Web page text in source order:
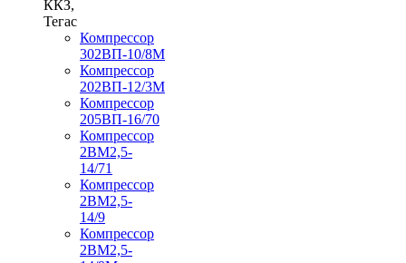
ККЗ,
Тегас
Компрессор
302ВП-10/8М
Компрессор
202ВП-12/3М
Компрессор
205ВП-16/70
Компрессор
2ВМ2,5-
14/71
Компрессор
2ВМ2,5-
14/9
Компрессор
2ВМ2,5-